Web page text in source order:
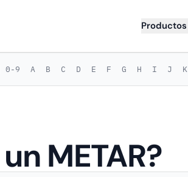
de Precisión
Productos
0-9 A B C D E F G H I J K
METAR?